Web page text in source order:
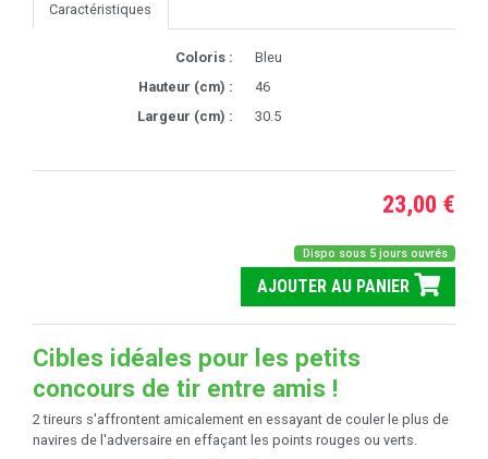
Caractéristiques
Coloris :
Bleu
Hauteur (cm) :
46
Largeur (cm) :
30.5
23,00 €
Dispo sous 5 jours ouvrés
AJOUTER AU PANIER
Cibles idéales pour les petits
concours de tir entre amis !
2 tireurs s'affrontent amicalement en essayant de couler le plus de
navires de l'adversaire en effaçant les points rouges ou verts.